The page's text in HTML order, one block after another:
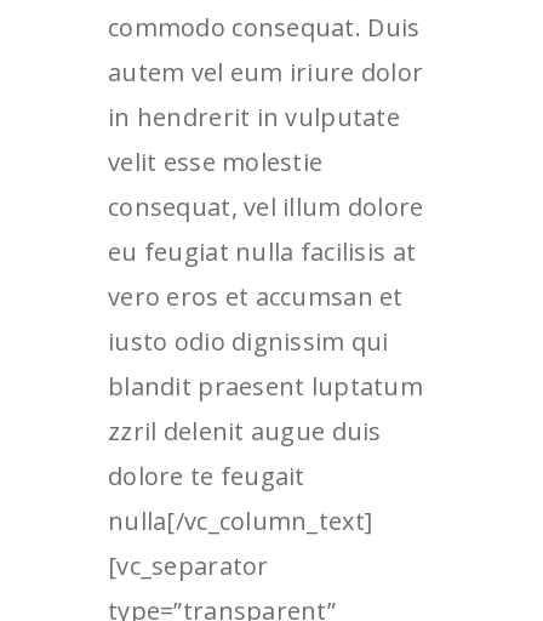
commodo consequat. Duis
autem vel eum iriure dolor
in hendrerit in vulputate
velit esse molestie
consequat, vel illum dolore
eu feugiat nulla facilisis at
vero eros et accumsan et
iusto odio dignissim qui
blandit praesent luptatum
zzril delenit augue duis
dolore te feugait
nulla[/vc_column_text]
[vc_separator
type=”transparent”